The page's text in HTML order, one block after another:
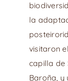
la
visitaron
capilla de
Baroña,